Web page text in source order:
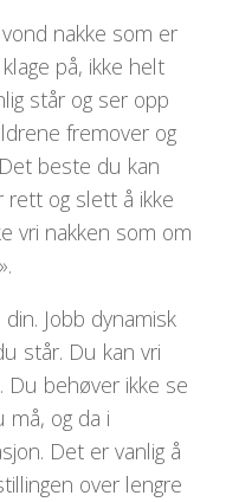
nakke som er
på, ikke helt
står og ser opp
fremover og
beste du kan
rett og slett å ikke
vri nakken som om
Jobb dynamisk
står. Du kan vri
behøver ikke se
og da i
Det er vanlig å
over lengre